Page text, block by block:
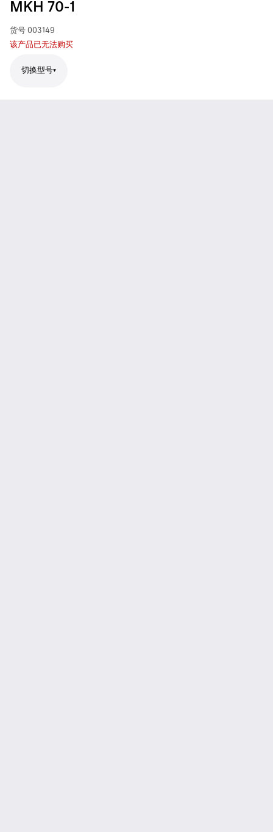
MKH 70-1
货号 003149
该产品已无法购买
切换型号